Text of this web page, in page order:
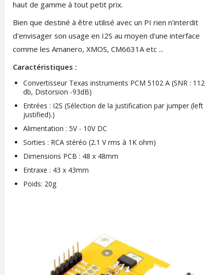
haut de gamme à tout petit prix.
Bien que destiné à être utilisé avec un PI rien n'interdit
d'envisager son usage en I2S au moyen d'une interface
comme les Amanero, XMOS, CM6631A etc ...
Caractéristiques :
Convertisseur Texas instruments PCM 5102 A (SNR : 112
db, Distorsion -93dB)
Entrées : I2S (Sélection de la justification par jumper (left
justified).)
Alimentation : 5V - 10V DC
Sorties : RCA stéréo (2.1 V rms à 1K ohm)
Dimensions PCB : 48 x 48mm
Entraxe : 43 x 43mm
Poids: 20g